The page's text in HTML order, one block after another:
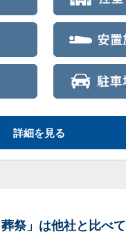
詳細を見る
祭」 は他社と比べて